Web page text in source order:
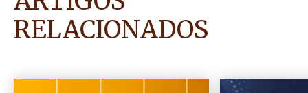
RELACIONADOS